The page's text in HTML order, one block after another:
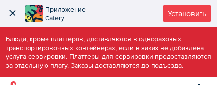
Приложение
Catery
Установить
Блюда, кроме платтеров, доставляются в одноразовых
транспортировочных контейнерах, если в заказ не добавлена
услуга сервировки. Платтеры для сервировки предоставляются
за отдельную плату. Заказы доставляются до подъезда.